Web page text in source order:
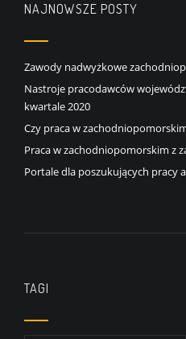
NAJNOWSZE POSTY
Zawody nadwyżkowe
Nastroje pracodawców
kwartale 2020
Czy praca w
Praca w zachodniopomorskim z
Portale dla poszukujących pracy
TAGI